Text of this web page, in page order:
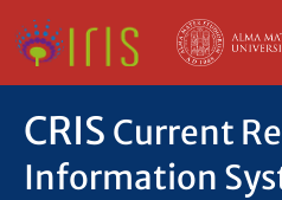
CRIS Current
Information